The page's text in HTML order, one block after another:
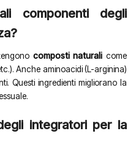
componenti degli
composti naturali come
Anche aminoacidi (L-arginina)
Questi ingredienti migliorano la
integratori per la